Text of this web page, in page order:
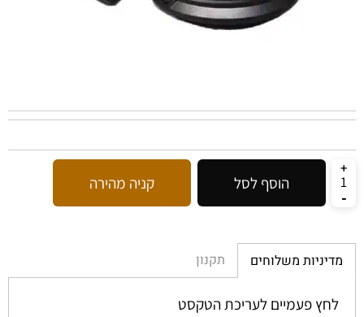
הוסף לסל קניה מהירה
מדיניות משלוחים תקנון
לחץ פעמיים לעריכת הטקסט